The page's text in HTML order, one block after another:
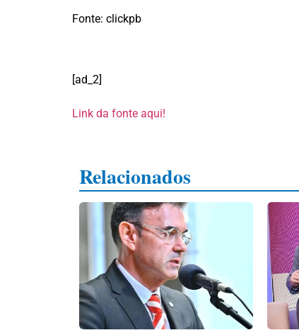
Fonte: clickpb
[ad_2]
Link da fonte aqui!
Relacionados